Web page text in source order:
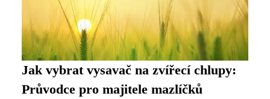
Jak vybrat vysavač na zvířecí chlupy:
Průvodce pro majitele mazlíčků